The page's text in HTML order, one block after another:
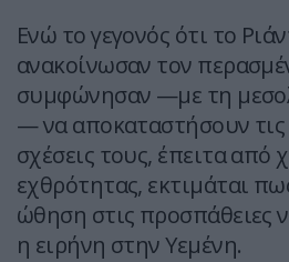
Ενώ το γεγονός ότι το
ανακοίνωσαν τον
συμφώνησαν —με τη
— να αποκαταστήσουν τις
σχέσεις τους, έπειτα από
εχθρότητας, εκτιμάται
ώθηση στις προσπάθειες
η ειρήνη στην Υεμένη.